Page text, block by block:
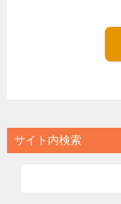
サイト内検索